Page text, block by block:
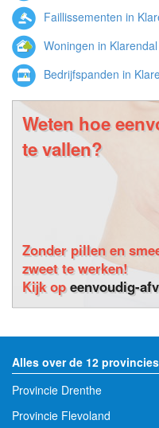
Faillissementen in
Woningen in Klarendal
Bedrijfspanden in
Weten hoe
te vallen?
Zonder pillen en
zweet te werken!
Kijk opeenvoudig-
Alles over de 12 provincies
Provincie Drenthe
Provincie Flevoland